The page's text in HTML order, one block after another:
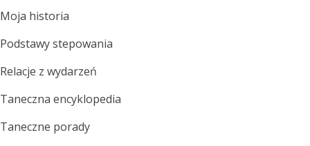
Moja historia
Podstawy stepowania
Relacje z wydarzeń
Taneczna encyklopedia
Taneczne porady